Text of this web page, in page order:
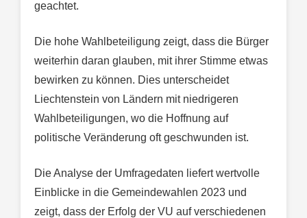
geachtet.
Die hohe Wahlbeteiligung zeigt, dass die Bürger
weiterhin daran glauben, mit ihrer Stimme etwas
bewirken zu können. Dies unterscheidet
Liechtenstein von Ländern mit niedrigeren
Wahlbeteiligungen, wo die Hoffnung auf
politische Veränderung oft geschwunden ist.
Die Analyse der Umfragedaten liefert wertvolle
Einblicke in die Gemeindewahlen 2023 und
zeigt, dass der Erfolg der VU auf verschiedenen